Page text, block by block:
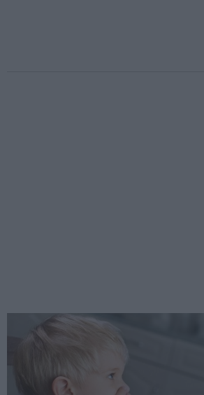
Έχω 20 κιλά παραπάνω. Τι κάνω;
15 Οκτωβρίου 2018 Ιατρικά Θέματα - Διατροφή